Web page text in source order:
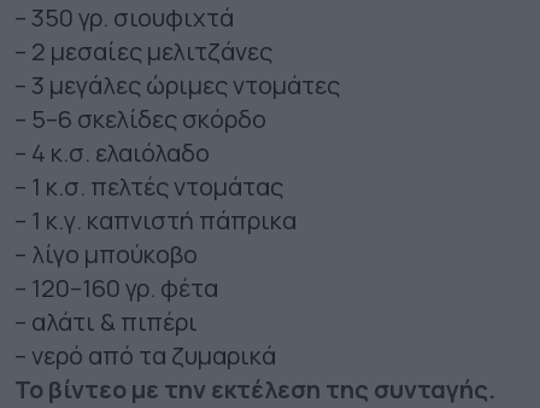
– 350 γρ. σιουφιχτά
– 2 μεσαίες μελιτζάνες
– 3 μεγάλες ώριμες ντομάτες
– 5–6 σκελίδες σκόρδο
– 4 κ.σ. ελαιόλαδο
– 1 κ.σ. πελτές ντομάτας
– 1 κ.γ. καπνιστή πάπρικα
– λίγο μπούκοβο
– 120–160 γρ. φέτα
– αλάτι & πιπέρι
– νερό από τα ζυμαρικά
Το βίντεο με την εκτέλεση της συνταγής.